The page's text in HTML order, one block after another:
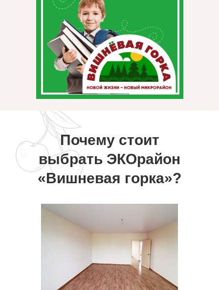
Почему стоит
выбрать ЭКОрайон
«Вишневая горка»?